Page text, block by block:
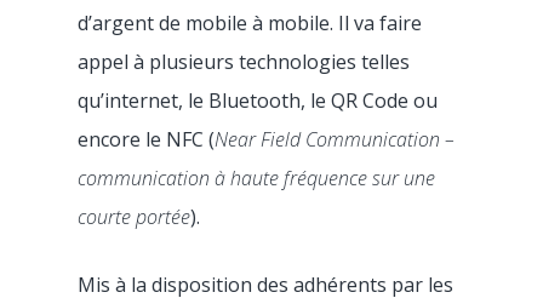
d’argent de mobile à mobile. Il va faire
appel à plusieurs technologies telles
qu’internet, le Bluetooth, le QR Code ou
encore le NFC (Near Field Communication –
communication à haute fréquence sur une
courte portée).
Mis à la disposition des adhérents par les